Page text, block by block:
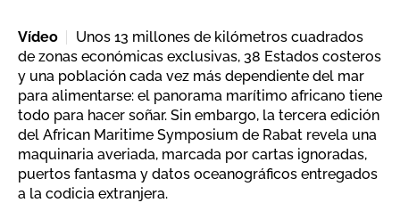
Vídeo
Unos 13 millones de kilómetros cuadrados
de zonas económicas exclusivas, 38 Estados costeros
y una población cada vez más dependiente del mar
para alimentarse: el panorama marítimo africano tiene
todo para hacer soñar. Sin embargo, la tercera edición
del African Maritime Symposium de Rabat revela una
maquinaria averiada, marcada por cartas ignoradas,
puertos fantasma y datos oceanográficos entregados
a la codicia extranjera.